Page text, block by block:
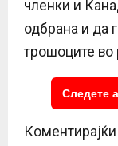
членки и
одбрана и да
трошоците во
Следете